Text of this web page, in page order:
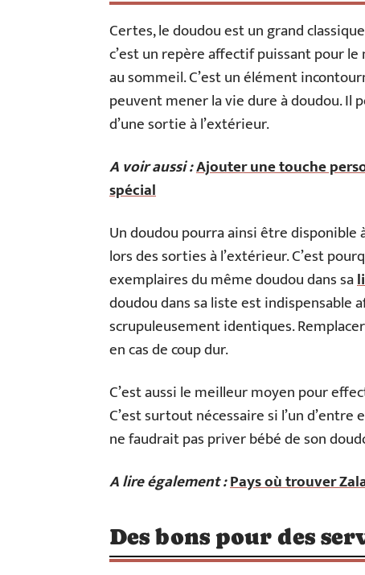
Certes, le doudou est un grand
c’est un repère affectif puissant pour le
au sommeil. C’est un élément
peuvent mener la vie dure à doudou. Il
d’une sortie à l’extérieur.
A voir aussi :Ajouter une touche
spécial
Un doudou pourra ainsi être disponible
lors des sorties à l’extérieur. C’est
exemplaires du même doudou dans sa
doudou dans sa liste est indispensable
scrupuleusement identiques.
en cas de coup dur.
C’est aussi le meilleur moyen pour
C’est surtout nécessaire si l’un
ne faudrait pas priver bébé de son
A lire également :Pays où trouver
Des bons pour des